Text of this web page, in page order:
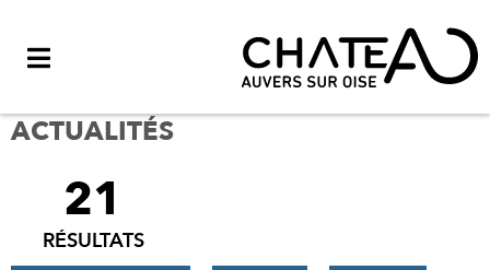
ACTUALITÉS
FILTRER
RÉSULTATS
21
RÉSULTATS